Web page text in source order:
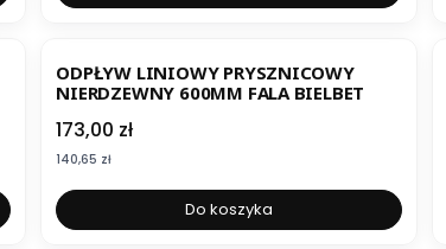
ODPŁYW LINIOWY PRYSZNICOWY
NIERDZEWNY 600MM FALA BIELBET
Cena
173,00 zł
Cena
140,65 zł
Do koszyka